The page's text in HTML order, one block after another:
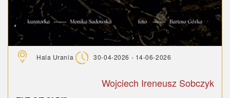
Hala Urania 30-04-2026 - 14-06-2026
Wojciech Ireneusz Sobczyk